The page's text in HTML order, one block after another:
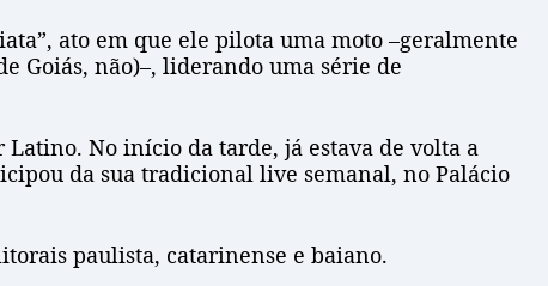
ato em que ele pilota uma moto –geralmente
Goiás, não)–, liderando uma série de
No início da tarde, já estava de volta a
da sua tradicional live semanal, no Palácio
paulista, catarinense e baiano.